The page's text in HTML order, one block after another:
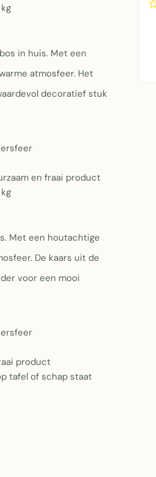
in huis. Met een
atmosfeer. Het
decoratief stuk
en fraai product
Met een houtachtige
De kaars uit de
voor een mooi
product
tafel of schap staat